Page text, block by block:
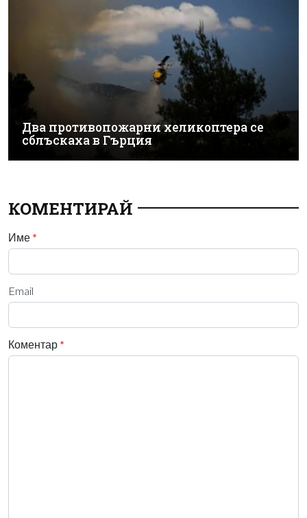
Два противопожарни хеликоптера се
сблъскаха в Гърция
КОМЕНТИРАЙ
Име *
Email
Коментар *